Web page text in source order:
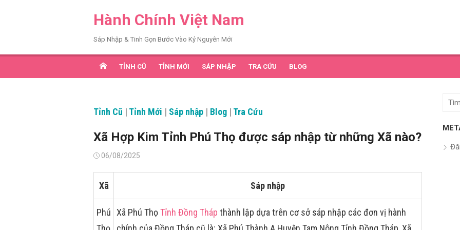
Hành Chính Việt Nam
Sáp Nhập & Tinh Gọn Bước Vào Kỷ Nguyên Mới
TỈNH CŨ TỈNH MỚI SÁP NHẬP TRA CỨU BLOG
Tỉnh Cũ | Tỉnh Mới | Sáp nhập | Blog | Tra Cứu
Xã Hợp Kim Tỉnh Phú Thọ được sáp nhập từ những Xã nào?
Đăng06/08/2025
Xã Sáp nhập
Phú
Xã Phú ThọTỉnh Đồng Tháp thành lập dựa trên cơ sở sáp nhập các đơn vị hành
Tìm
quả